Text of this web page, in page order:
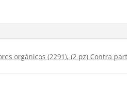
orgánicos (2291), (2 pz) Contra